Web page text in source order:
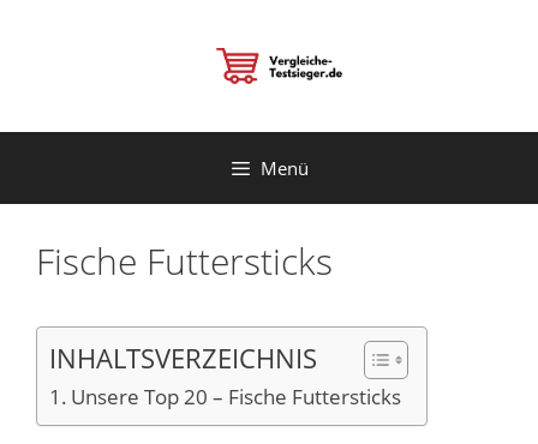
Menü
Fische Futtersticks
INHALTSVERZEICHNIS
Unsere Top 20 – Fische Futtersticks